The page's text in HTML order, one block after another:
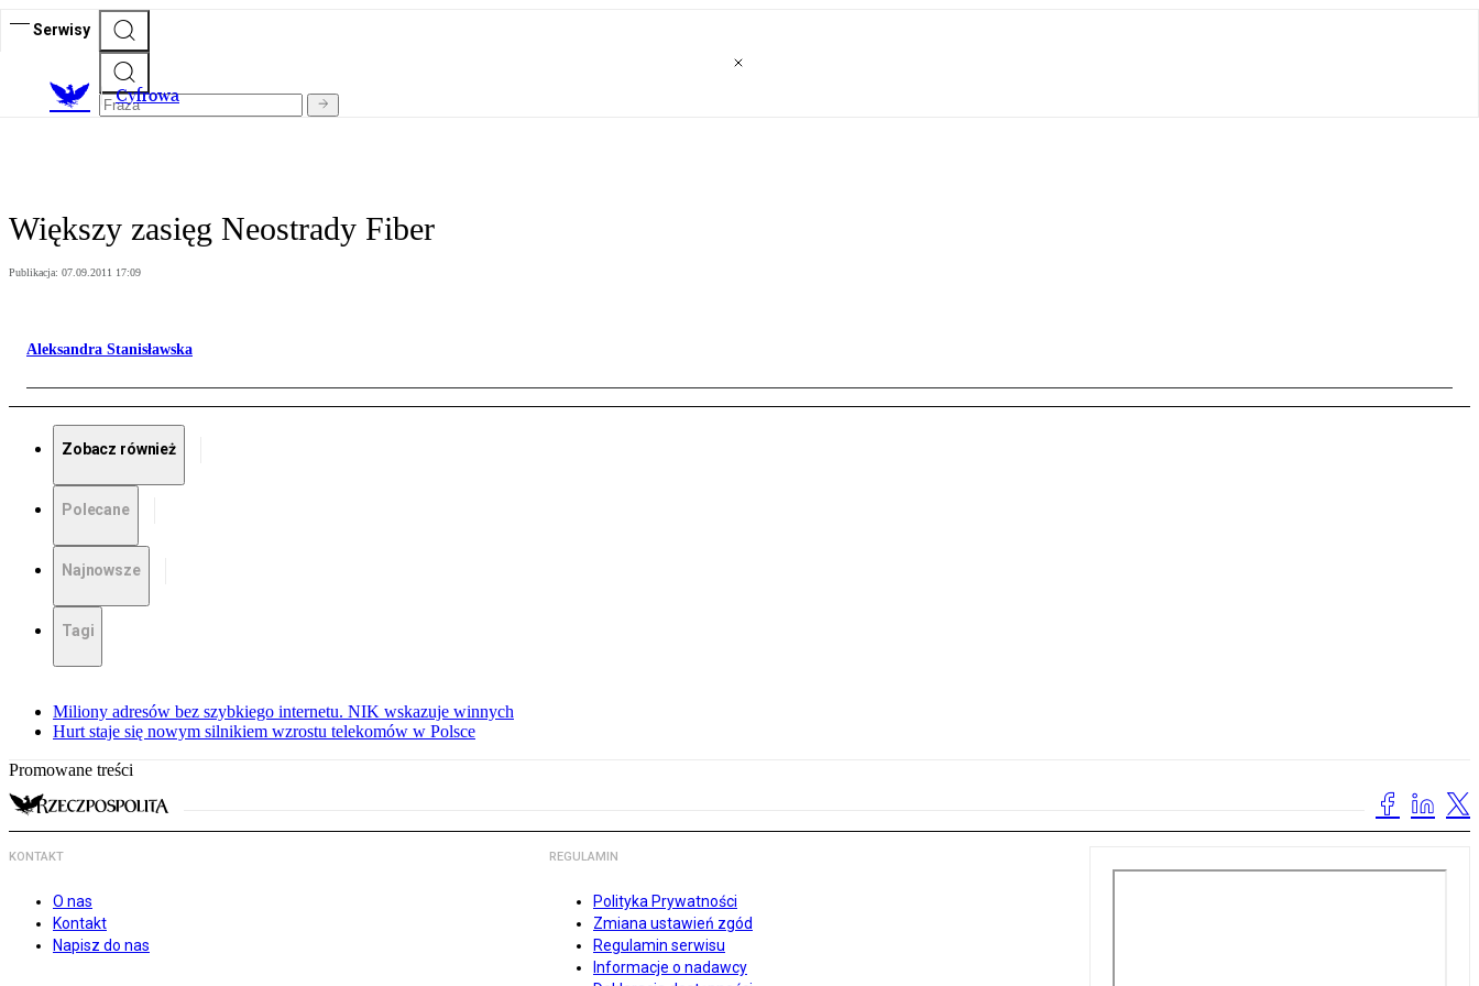
Serwisy
Cyfrowa
Większy zasięg Neostrady Fiber
Publikacja: 07.09.2011 17:09
Aleksandra Stanisławska
Zobacz również
Polecane
Najnowsze
Tagi
Miliony adresów bez szybkiego internetu. NIK wskazuje winnych
Hurt staje się nowym silnikiem wzrostu telekomów w Polsce
Promowane treści
KONTAKT
O nas
Kontakt
Napisz do nas
REGULAMIN
Polityka Prywatności
Zmiana ustawień zgód
Regulamin serwisu
Informacje o nadawcy